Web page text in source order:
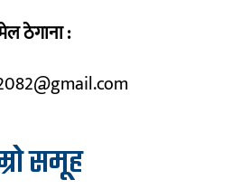
ठेगाना :
समूह